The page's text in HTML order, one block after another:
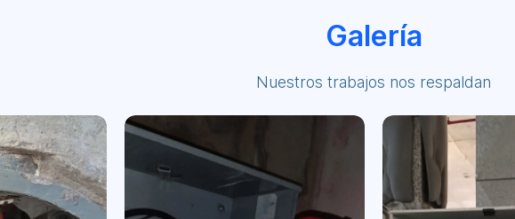
Galería
Nuestros trabajos nos respaldan